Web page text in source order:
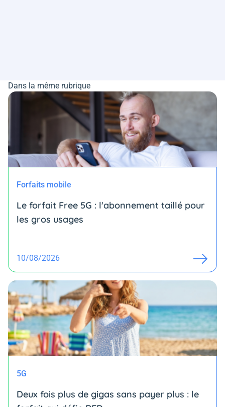
Dans la même rubrique
Forfaits mobile
Le forfait Free 5G : l'abonnement taillé pour
les gros usages
10/08/2026
5G
Deux fois plus de gigas sans payer plus : le